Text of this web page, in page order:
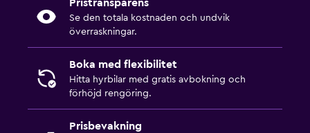
Pristransparens
Se den totala kostnaden och undvik
överraskningar.
Boka med flexibilitet
Hitta hyrbilar med gratis avbokning och
förhöjd rengöring.
Prisbevakning